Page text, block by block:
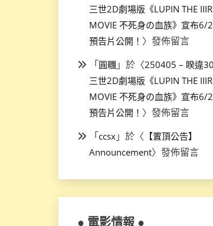
三世2D劇場版《LUPIN THE
MOVIE 不死身の血族》宣布6/
預告片公開！ 〉發佈留言
「圓糰」於〈250405 – 睽違
三世2D劇場版《LUPIN THE
MOVIE 不死身の血族》宣布6/
預告片公開！ 〉發佈留言
「ccsx」於〈 【置頂公告】
Announcement〉發佈留言
● 電影情報 ●